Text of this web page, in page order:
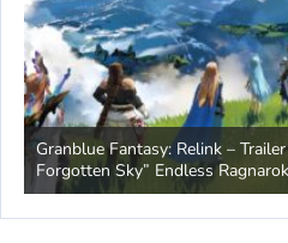
Granblue Fantasy: Relink –
Forgotten Sky” Endless